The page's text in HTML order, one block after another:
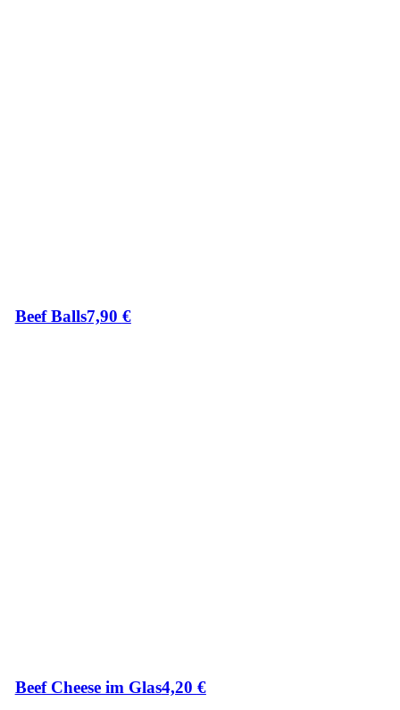
Beef Balls7,90 €
Beef Cheese im Glas4,20 €